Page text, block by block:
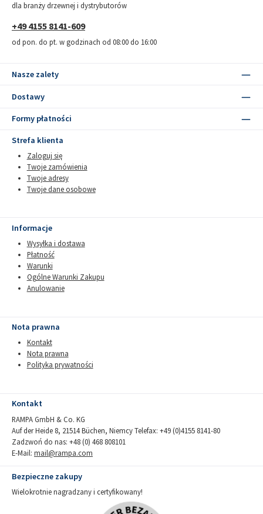
dla branży drzewnej i dystrybutorów
+49 4155 8141-609
od pon. do pt. w godzinach od 08:00 do 16:00
Nasze zalety
Dostawy
Formy płatności
Strefa klienta
Zaloguj się
Twoje zamówienia
Twoje adresy
Twoje dane osobowe
Informacje
Wysyłka i dostawa
Płatność
Warunki
Ogólne Warunki Zakupu
Anulowanie
Nota prawna
Kontakt
Nota prawna
Polityka prywatności
Kontakt
RAMPA GmbH & Co. KG
Auf der Heide 8, 21514 Büchen, Niemcy Telefax: +49 (0)4155 8141-80
Zadzwoń do nas: +48 (0) 468 808101
E-Mail: mail@rampa.com
Bezpieczne zakupy
Wielokrotnie nagradzany i certyfikowany!